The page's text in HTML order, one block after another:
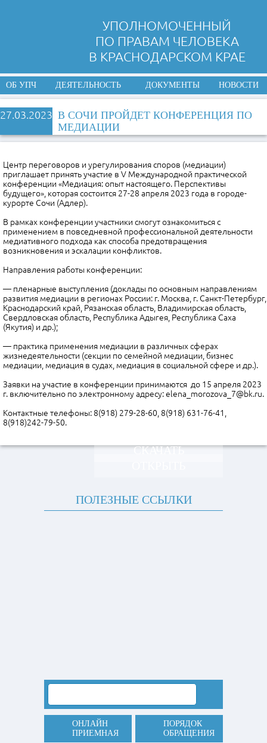
УПОЛНОМОЧЕННЫЙ
ПО ПРАВАМ ЧЕЛОВЕКА
В КРАСНОДАРСКОМ КРАЕ
ОБ УПЧ ДЕЯТЕЛЬНОСТЬ ДОКУМЕНТЫ НОВОСТИ
27.03.2023 В СОЧИ ПРОЙДЕТ КОНФЕРЕНЦИЯ ПО
МЕДИАЦИИ
Центр переговоров и урегулирования споров (медиации)
приглашает принять участие в V Международной практической
конференции «Медиация: опыт настоящего. Перспективы
будущего», которая состоится 27-28 апреля 2023 года в городе-
курорте Сочи (Адлер).
В рамках конференции участники смогут ознакомиться с
применением в повседневной профессиональной деятельности
медиативного подхода как способа предотвращения
возникновения и эскалации конфликтов.
Направления работы конференции:
— пленарные выступления (доклады по основным направлениям
развития медиации в регионах России: г. Москва, г. Санкт-Петербург,
Краснодарский край, Рязанская область, Владимирская область,
Свердловская область, Республика Адыгея, Республика Саха
(Якутия) и др.);
— практика применения медиации в различных сферах
жизнедеятельности (секции по семейной медиации, бизнес
медиации, медиация в судах, медиация в социальной сфере и др.).
Заявки на участие в конференции принимаются до 15 апреля 2023
г. включительно по электронному адресу: elena_morozova_7@bk.ru.
Контактные телефоны: 8(918) 279-28-60, 8(918) 631-76-41,
8(918)242-79-50.
СКАЧАТЬ
ПОЛЕЗНЫЕ ССЫЛКИ
ОНЛАЙН
ПРИЕМНАЯ
ПОРЯДОК
ОБРАЩЕНИЯ